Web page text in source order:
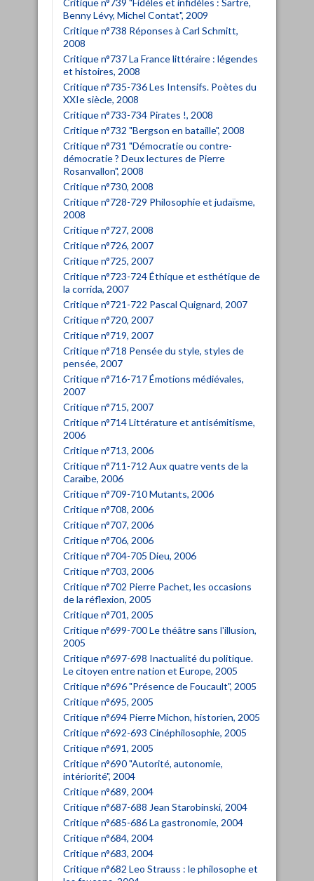
Benny Lévy, Michel Contat", 2009
Critique n°738 Réponses à Carl Schmitt,
2008
Critique n°737 La France littéraire : légendes
et histoires, 2008
Critique n°735-736 Les Intensifs. Poètes du
XXIe siècle, 2008
Critique n°733-734 Pirates !, 2008
Critique n°732 "Bergson en bataille", 2008
Critique n°731 "Démocratie ou contre-
démocratie ? Deux lectures de Pierre
Rosanvallon", 2008
Critique n°730, 2008
Critique n°728-729 Philosophie et judaïsme,
2008
Critique n°727, 2008
Critique n°726, 2007
Critique n°725, 2007
Critique n°723-724 Éthique et esthétique de
la corrida, 2007
Critique n°721-722 Pascal Quignard, 2007
Critique n°720, 2007
Critique n°719, 2007
Critique n°718 Pensée du style, styles de
pensée, 2007
Critique n°716-717 Émotions médiévales,
2007
Critique n°715, 2007
Critique n°714 Littérature et antisémitisme,
2006
Critique n°713, 2006
Critique n°711-712 Aux quatre vents de la
Caraïbe, 2006
Critique n°709-710 Mutants, 2006
Critique n°708, 2006
Critique n°707, 2006
Critique n°706, 2006
Critique n°704-705 Dieu, 2006
Critique n°703, 2006
Critique n°702 Pierre Pachet, les occasions
de la réflexion, 2005
Critique n°701, 2005
Critique n°699-700 Le théâtre sans l'illusion,
2005
Critique n°697-698 Inactualité du politique.
Le citoyen entre nation et Europe, 2005
Critique n°696 "Présence de Foucault", 2005
Critique n°695, 2005
Critique n°694 Pierre Michon, historien, 2005
Critique n°692-693 Cinéphilosophie, 2005
Critique n°691, 2005
Critique n°690 "Autorité, autonomie,
intériorité", 2004
Critique n°689, 2004
Critique n°687-688 Jean Starobinski, 2004
Critique n°685-686 La gastronomie, 2004
Critique n°684, 2004
Critique n°683, 2004
Critique n°682 Leo Strauss : le philosophe et